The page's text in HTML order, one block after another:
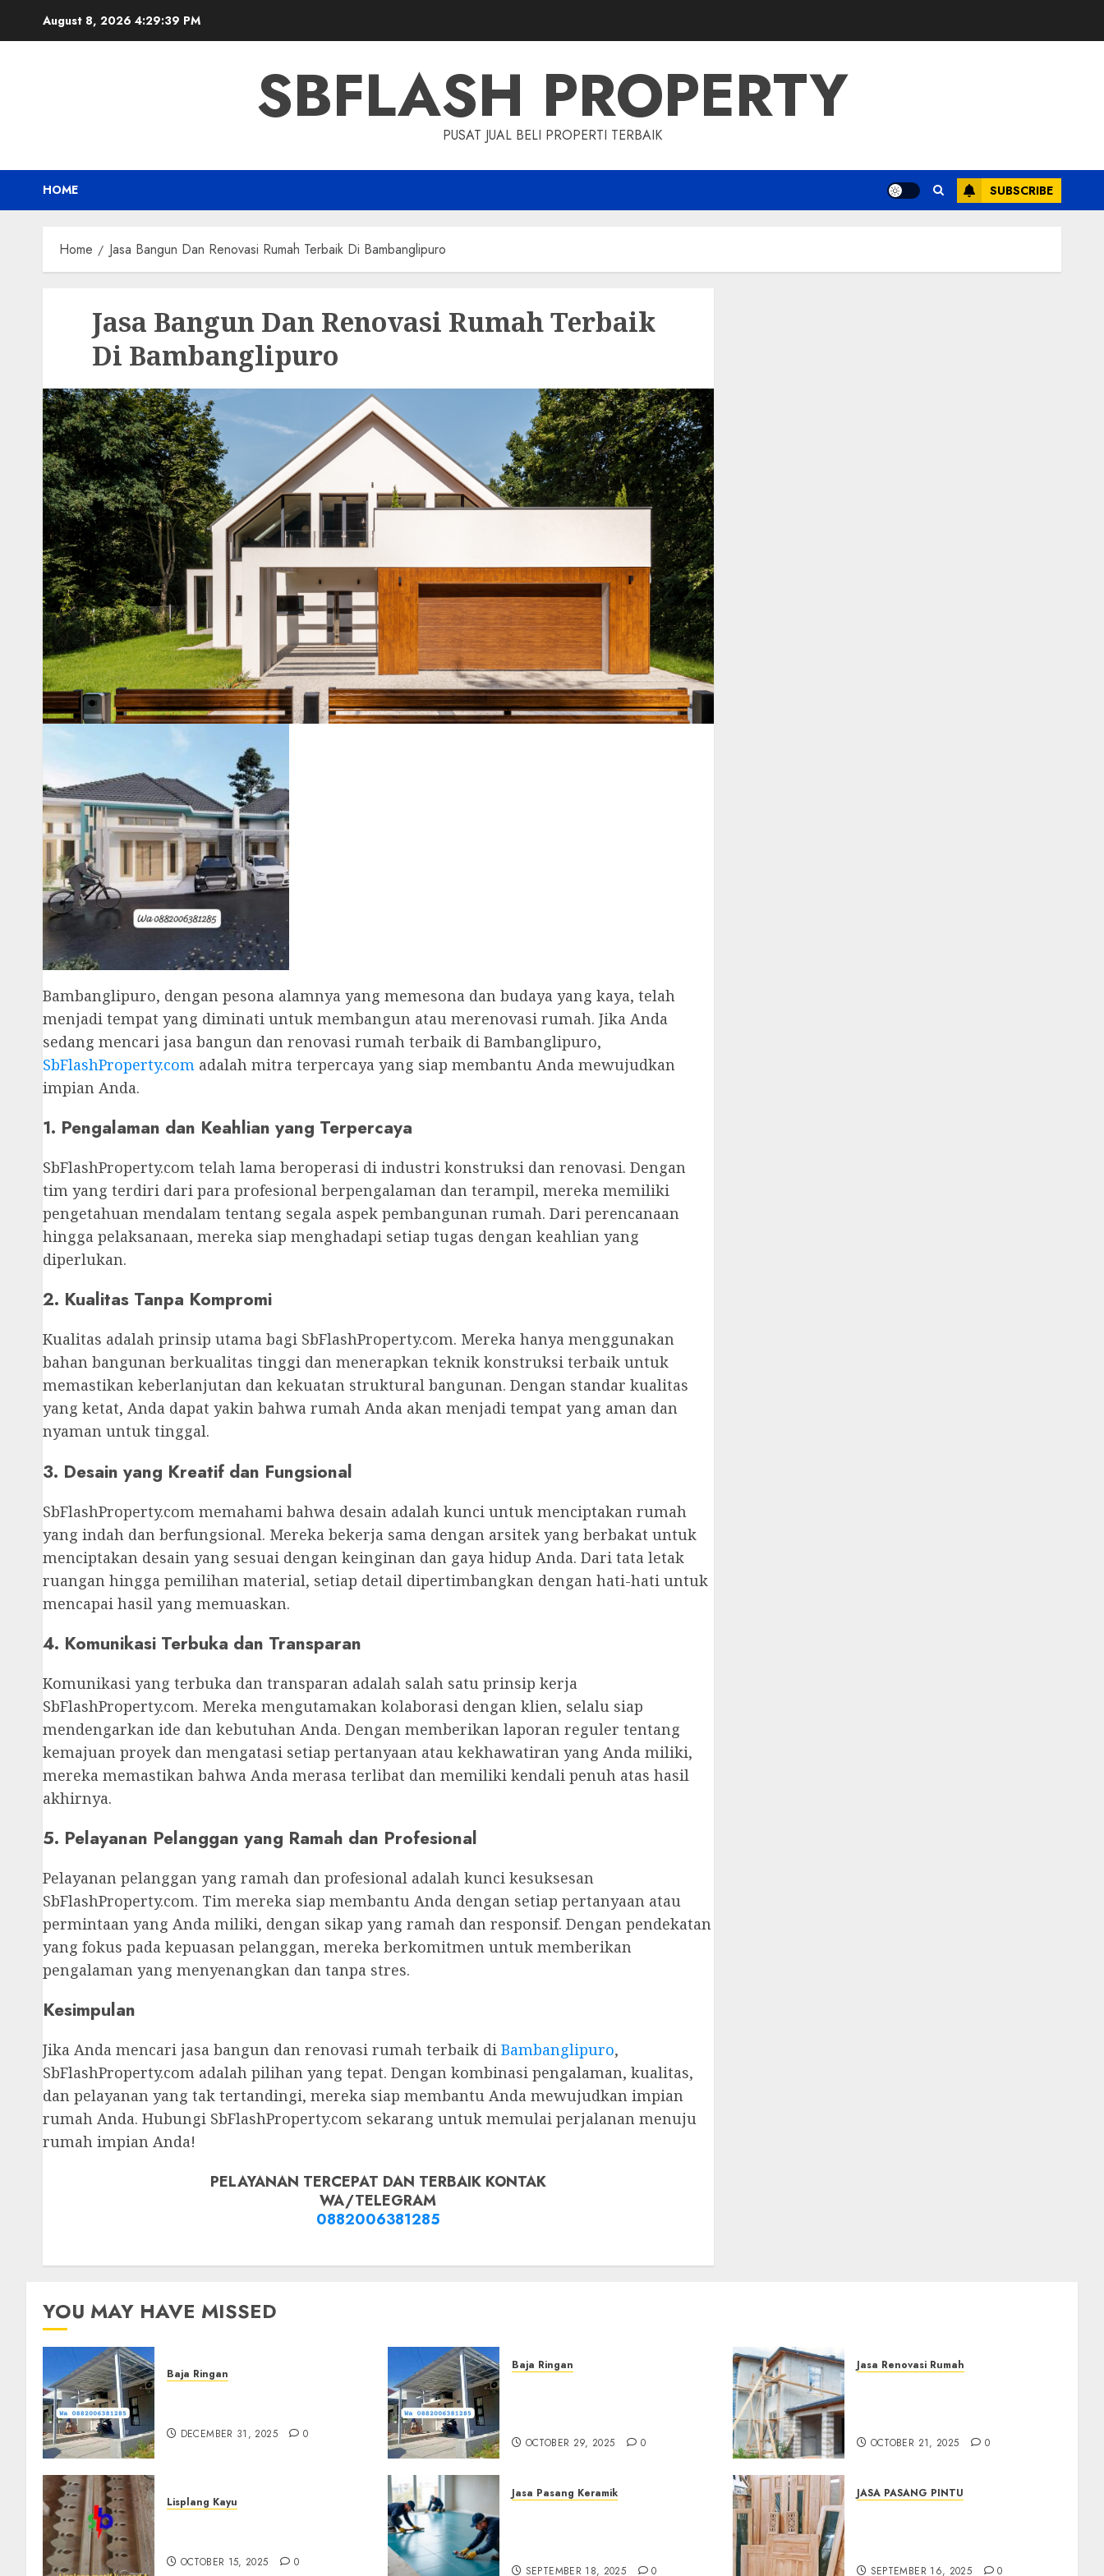
August 8, 2026 4:29:40 PM
SBFLASH PROPERTY
PUSAT JUAL BELI PROPERTI TERBAIK
HOME SUBSCRIBE
Home Jasa Bangun Dan Renovasi Rumah Terbaik Di Bambanglipuro
Jasa Bangun Dan Renovasi Rumah Terbaik
Di Bambanglipuro
Bambanglipuro, dengan pesona alamnya yang memesona dan budaya yang kaya, telah
menjadi tempat yang diminati untuk membangun atau merenovasi rumah. Jika Anda
sedang mencari jasa bangun dan renovasi rumah terbaik di Bambanglipuro,
SbFlashProperty.com adalah mitra terpercaya yang siap membantu Anda mewujudkan
impian Anda.
1. Pengalaman dan Keahlian yang Terpercaya
SbFlashProperty.com telah lama beroperasi di industri konstruksi dan renovasi. Dengan
tim yang terdiri dari para profesional berpengalaman dan terampil, mereka memiliki
pengetahuan mendalam tentang segala aspek pembangunan rumah. Dari perencanaan
hingga pelaksanaan, mereka siap menghadapi setiap tugas dengan keahlian yang
diperlukan.
2. Kualitas Tanpa Kompromi
Kualitas adalah prinsip utama bagi SbFlashProperty.com. Mereka hanya menggunakan
bahan bangunan berkualitas tinggi dan menerapkan teknik konstruksi terbaik untuk
memastikan keberlanjutan dan kekuatan struktural bangunan. Dengan standar kualitas
yang ketat, Anda dapat yakin bahwa rumah Anda akan menjadi tempat yang aman dan
nyaman untuk tinggal.
3. Desain yang Kreatif dan Fungsional
SbFlashProperty.com memahami bahwa desain adalah kunci untuk menciptakan rumah
yang indah dan berfungsional. Mereka bekerja sama dengan arsitek yang berbakat untuk
menciptakan desain yang sesuai dengan keinginan dan gaya hidup Anda. Dari tata letak
ruangan hingga pemilihan material, setiap detail dipertimbangkan dengan hati-hati untuk
mencapai hasil yang memuaskan.
4. Komunikasi Terbuka dan Transparan
Komunikasi yang terbuka dan transparan adalah salah satu prinsip kerja
SbFlashProperty.com. Mereka mengutamakan kolaborasi dengan klien, selalu siap
mendengarkan ide dan kebutuhan Anda. Dengan memberikan laporan reguler tentang
kemajuan proyek dan mengatasi setiap pertanyaan atau kekhawatiran yang Anda miliki,
mereka memastikan bahwa Anda merasa terlibat dan memiliki kendali penuh atas hasil
akhirnya.
5. Pelayanan Pelanggan yang Ramah dan Profesional
Pelayanan pelanggan yang ramah dan profesional adalah kunci kesuksesan
SbFlashProperty.com. Tim mereka siap membantu Anda dengan setiap pertanyaan atau
permintaan yang Anda miliki, dengan sikap yang ramah dan responsif. Dengan pendekatan
yang fokus pada kepuasan pelanggan, mereka berkomitmen untuk memberikan
pengalaman yang menyenangkan dan tanpa stres.
Kesimpulan
Jika Anda mencari jasa bangun dan renovasi rumah terbaik di Bambanglipuro,
SbFlashProperty.com adalah pilihan yang tepat. Dengan kombinasi pengalaman, kualitas,
dan pelayanan yang tak tertandingi, mereka siap membantu Anda mewujudkan impian
rumah Anda. Hubungi SbFlashProperty.com sekarang untuk memulai perjalanan menuju
rumah impian Anda!
PELAYANAN TERCEPAT DAN TERBAIK KONTAK
WA/TELEGRAM
0882006381285
YOU MAY HAVE MISSED
Baja Ringan
DECEMBER 31, 2025 0
Baja Ringan
OCTOBER 29, 2025 0
Jasa Renovasi Rumah
OCTOBER 21, 2025 0
Lisplang Kayu
OCTOBER 15, 2025 0
Jasa Pasang Keramik
SEPTEMBER 18, 2025 0
JASA PASANG PINTU
SEPTEMBER 16, 2025 0